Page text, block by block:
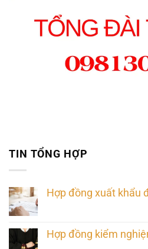
TIN TỔNG HỢP
Hợp đồng xuất khẩu
Hợp đồng kiểm